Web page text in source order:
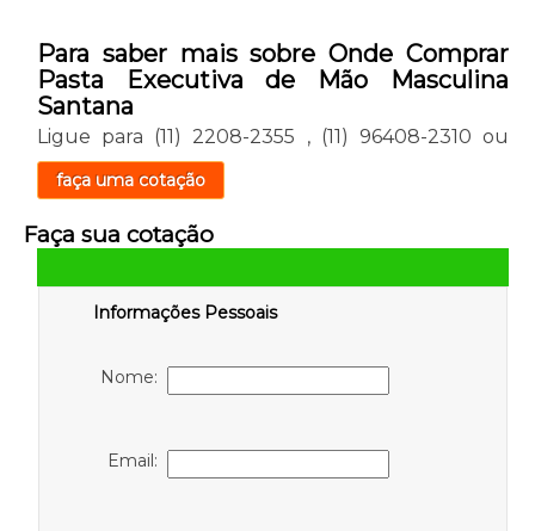
Para saber mais sobre Onde Comprar
Pasta Executiva de Mão Masculina
Santana
Ligue para (11) 2208-2355 , (11) 96408-2310 ou
faça uma cotação
Faça sua cotação
Informações Pessoais
Nome:
Email: